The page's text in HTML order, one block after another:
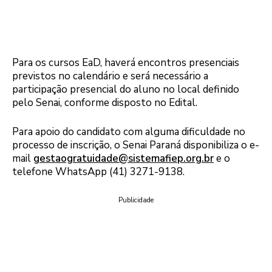
Para os cursos EaD, haverá encontros presenciais
previstos no calendário e será necessário a
participação presencial do aluno no local definido
pelo Senai, conforme disposto no Edital.
Para apoio do candidato com alguma dificuldade no
processo de inscrição, o Senai Paraná disponibiliza o e-
mail gestaogratuidade@sistemafiep.org.bre o
telefone WhatsApp (41) 3271-9138.
Publicidade